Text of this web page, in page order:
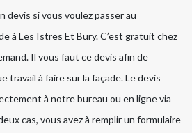
devis si vous voulez passer au
à Les Istres Et Bury. C’est gratuit chez
Il vous faut ce devis afin de
travail à faire sur la façade. Le devis
à notre bureau ou en ligne via
cas, vous avez à remplir un formulaire